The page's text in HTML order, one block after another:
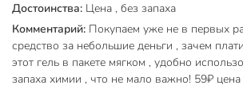
Достоинства: Цена , без запаха
Комментарий: Покупаем уже не в первых
средство за небольшие деньги , зачем
этот гель в пакете мягком , удобно
запаха химии , что не мало важно! 59₽